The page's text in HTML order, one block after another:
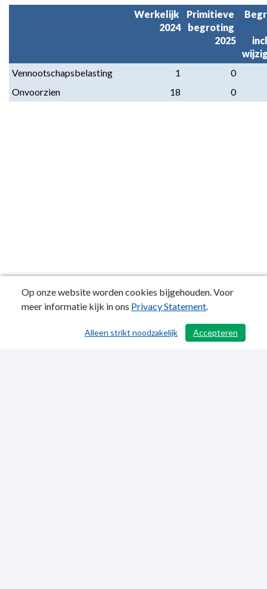
Werkelijk
2024
Primitieve
begroting
2025
Vennootschapsbelasting
1
0
Onvoorzien
18 0
/ 371
Op onze website worden cookies bijgehouden. Voor
meer informatie kijk in ons Privacy Statement.
Accepteren
Alleen strikt noodzakelijk